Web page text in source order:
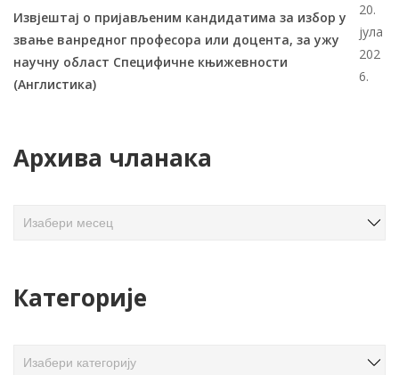
Извјештај о пријављеним кандидатима за избор у
звање ванредног професора или доцента, за ужу
научну област Специфичне књижевности
(Англистика)
20.
јула
202
6.
Архива чланака
в
Категорије